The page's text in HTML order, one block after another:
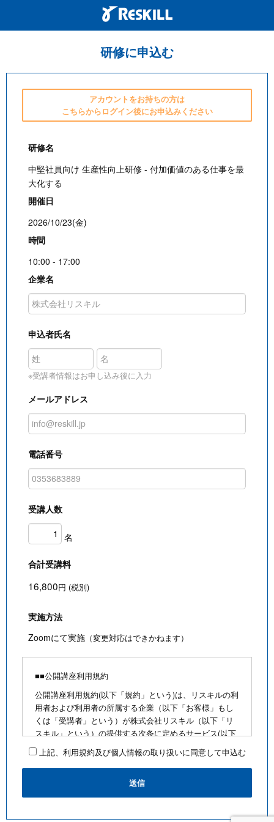
研修に申込む
アカウントをお持ちの方は
こちらからログイン後にお申込みください
研修名
中堅社員向け 生産性向上研修 - 付加価値のある仕事を最
大化する
開催日
2026/10/23(金)
時間
10:00 - 17:00
企業名
申込者氏名
※受講者情報はお申し込み後に入力
メールアドレス
電話番号
受講人数
名
合計受講料
16,800円 (税別)
実施方法
Zoomにて実施 （変更対応はできかねます）
■■公開講座利用規約
公開講座利用規約(以下「規約」という)は、リスキルの利
用者および利用者の所属する企業（以下「お客様」もし
くは「受講者」という）が株式会社リスキル（以下「リ
スキル」という）の提供する次条に定めるサービス(以下
「公開講座」という)を利用するにあたり、お客様に遵守
していただく事項を定めたものです。
■公開講座お申込みにあたって
・最少催行人数を満たさないなど合理的な事由がある場
とします
上記、利用規約及び個人情報の取り扱いに同意して申込む